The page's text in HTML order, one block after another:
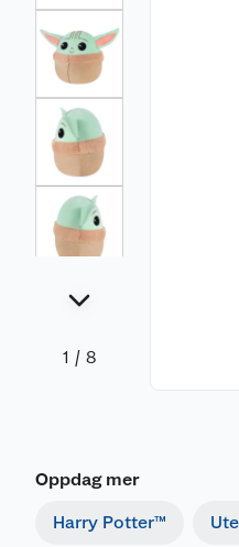
1 / 8
Oppdag mer
Harry Potter™